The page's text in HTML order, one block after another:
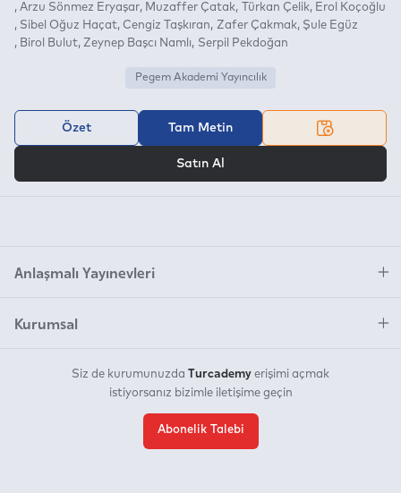
Arzu Sönmez Eryaşar
Muzaffer Çatak Türkan Çelik
Erol Koçoğlu
Sibel Oğuz Haçat Cengiz Taşkıran Zafer Çakmak Şule Egüz
Birol Bulut Zeynep Başcı Namlı Serpil Pekdoğan
Pegem Akademi Yayıncılık
Özet Tam Metin
Satın Al
Anlaşmalı Yayınevleri
Kurumsal
Siz de kurumunuzda Turcademy erişimi açmak
istiyorsanız bizimle iletişime geçin
Abonelik Talebi